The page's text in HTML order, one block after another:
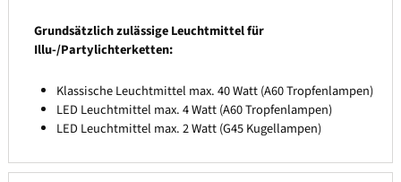
Grundsätzlich zulässige Leuchtmittel für
Illu-/Partylichterketten:
Klassische Leuchtmittel max. 40 Watt (A60 Tropfenlampen)
LED Leuchtmittel max. 4 Watt (A60 Tropfenlampen)
LED Leuchtmittel max. 2 Watt (G45 Kugellampen)